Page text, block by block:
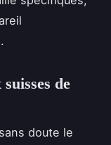
de
doute le